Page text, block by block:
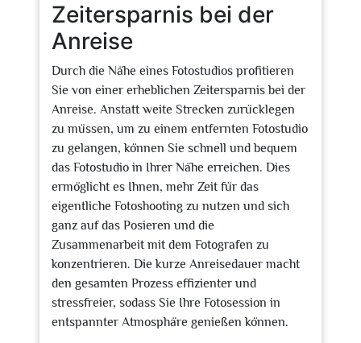
Zeitersparnis bei der
Anreise
Durch die Nähe eines Fotostudios profitieren
Sie von einer erheblichen Zeitersparnis bei der
Anreise. Anstatt weite Strecken zurücklegen
zu müssen, um zu einem entfernten Fotostudio
zu gelangen, können Sie schnell und bequem
das Fotostudio in Ihrer Nähe erreichen. Dies
ermöglicht es Ihnen, mehr Zeit für das
eigentliche Fotoshooting zu nutzen und sich
ganz auf das Posieren und die
Zusammenarbeit mit dem Fotografen zu
konzentrieren. Die kurze Anreisedauer macht
den gesamten Prozess effizienter und
stressfreier, sodass Sie Ihre Fotosession in
entspannter Atmosphäre genießen können.